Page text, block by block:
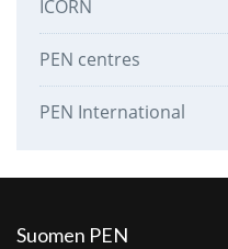
ICORN
PEN centres
PEN International
Suomen PEN